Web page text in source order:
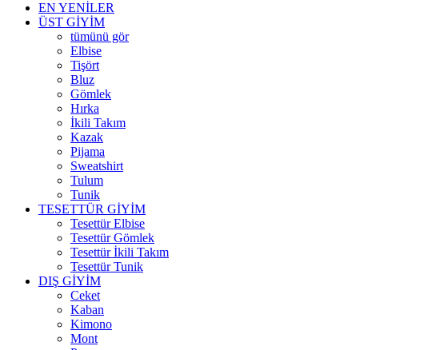
EN YENİLER
ÜST GİYİM
tümünü gör
Elbise
Tişört
Bluz
Gömlek
Hırka
İkili Takım
Kazak
Pijama
Sweatshirt
Tulum
Tunik
TESETTÜR GİYİM
Tesettür Elbise
Tesettür Gömlek
Tesettür İkili Takım
Tesettür Tunik
DIŞ GİYİM
Ceket
Kaban
Kimono
Mont